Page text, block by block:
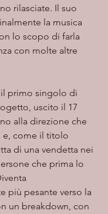
rilasciate. Il suo
la musica
lo scopo di farla
con molte altre
primo singolo di
uscito il 17
alla direzione che
e, come il titolo
di una vendetta nei
che prima lo
più pesante verso la
un breakdown, con